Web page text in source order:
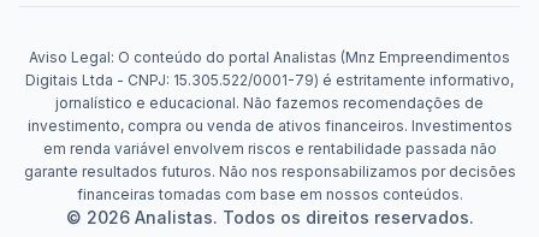
Aviso Legal: O conteúdo do portal Analistas (Mnz Empreendimentos
Digitais Ltda - CNPJ: 15.305.522/0001-79) é estritamente informativo,
jornalístico e educacional. Não fazemos recomendações de
investimento, compra ou venda de ativos financeiros. Investimentos
em renda variável envolvem riscos e rentabilidade passada não
garante resultados futuros. Não nos responsabilizamos por decisões
financeiras tomadas com base em nossos conteúdos.
© 2026 Analistas. Todos os direitos reservados.